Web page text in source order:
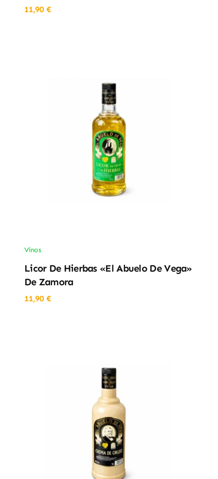
11,90 €
Vinos
Licor De Hierbas «El Abuelo De Vega»
De Zamora
11,90 €